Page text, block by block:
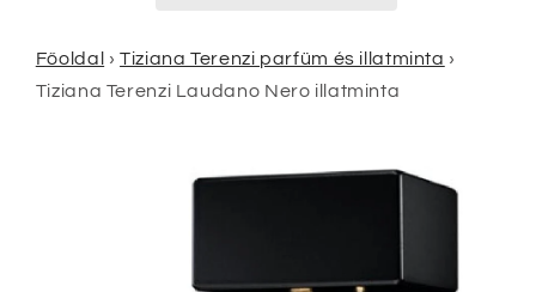
Főoldal ›Tiziana Terenzi parfüm és illatminta ›
Tiziana Terenzi Laudano Nero illatminta